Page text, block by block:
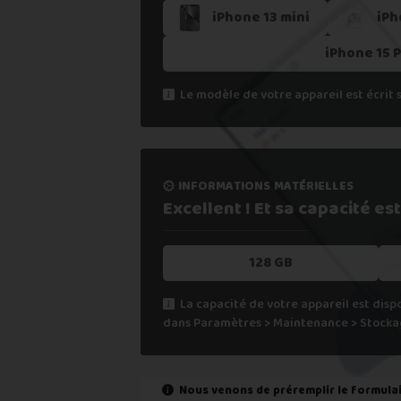
5. Recevoir mon paiement sous
Si vous ne trouvez pas une offre
Vous pouvez éventuellement nous
iPhone 13 mini
iPhone 15
Le modèle de votre appareil est écrit
informations matérielles
Excellent ! Et sa capacité
128 GB
La capacité de votre appareil est
dans Paramètres > Maintenance >
Nous venons de préremplir le